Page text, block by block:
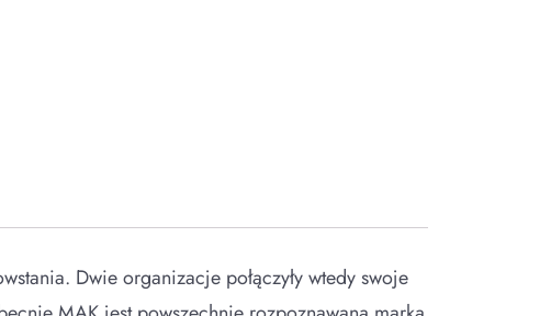
Dwie organizacje połączyły wtedy swoje